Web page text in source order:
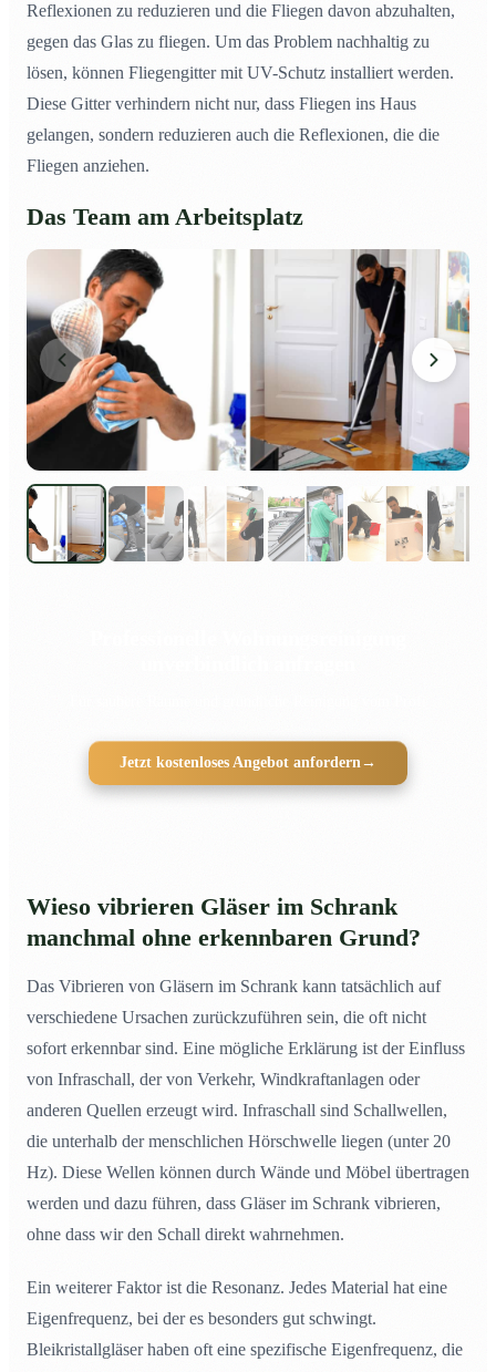
Reflexionen zu reduzieren und die Fliegen davon abzuhalten,
gegen das Glas zu fliegen. Um das Problem nachhaltig zu
lösen, können Fliegengitter mit UV-Schutz installiert werden.
Diese Gitter verhindern nicht nur, dass Fliegen ins Haus
gelangen, sondern reduzieren auch die Reflexionen, die die
Fliegen anziehen.
Das Team am Arbeitsplatz
Jetzt kostenloses Angebot anfordern→
Wieso vibrieren Gläser im Schrank
manchmal ohne erkennbaren Grund?
Das Vibrieren von Gläsern im Schrank kann tatsächlich auf
verschiedene Ursachen zurückzuführen sein, die oft nicht
sofort erkennbar sind. Eine mögliche Erklärung ist der Einfluss
von Infraschall, der von Verkehr, Windkraftanlagen oder
anderen Quellen erzeugt wird. Infraschall sind Schallwellen,
die unterhalb der menschlichen Hörschwelle liegen (unter 20
Hz). Diese Wellen können durch Wände und Möbel übertragen
werden und dazu führen, dass Gläser im Schrank vibrieren,
ohne dass wir den Schall direkt wahrnehmen.
Ein weiterer Faktor ist die Resonanz. Jedes Material hat eine
Eigenfrequenz, bei der es besonders gut schwingt.
Bleikristallgläser haben oft eine spezifische Eigenfrequenz, die